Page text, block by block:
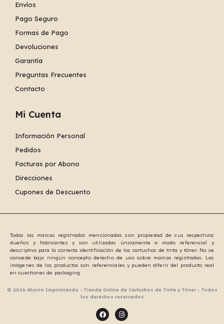
Envíos
Pago Seguro
Formas de Pago
Devoluciones
Garantía
Preguntas Frecuentes
Contacto
Mi Cuenta
Información Personal
Pedidos
Facturas por Abono
Direcciones
Cupones de Descuento
Todas las marcas registradas mencionadas son propiedad de sus respectivos
dueños y fabricantes y son utilizadas únicamente a modo referencial y
descriptivo para la correcta identificación de los cartuchos de tinta y tóner. No se
concede bajo ningún concepto derecho de uso sobre marcas registradas. Las
imágenes de los productos son referenciales y pueden diferir del producto real
en cuestiones de packaging.
© 2026 Ahorro Imprimiendo - Tienda Online de Cartuchos de Tinta y Tóner - Todos
los derechos reservados